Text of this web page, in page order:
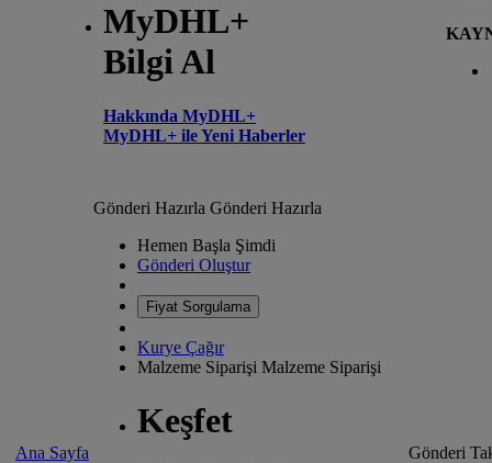
MyDHL+
Bilgi Al
Hakkında MyDHL+
MyDHL+ ile Yeni Haberler
Ana Sayfa
Gönderi Hazırla Gönderi Hazırla
Hemen Başla Şimdi
Gönderi Oluştur
Fiyat Sorgulama
Kurye Çağır
Malzeme Siparişi Malzeme Siparişi
Keşfet
Gönderi